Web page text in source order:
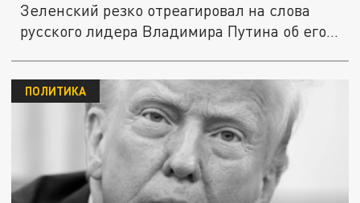
Зеленский резко отреагировал на слова
русского лидера Владимира Путина об его...
ПОЛИТИКА